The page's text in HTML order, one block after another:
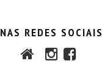
NAS REDES SOCIAIS